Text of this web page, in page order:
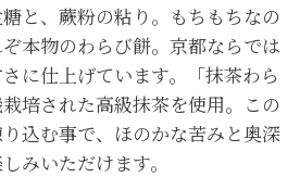
と、蕨粉の粘り。もちもちなの
本物のわらび餅。京都ならでは
に仕上げています。「抹茶わら
培された高級抹茶を使用。この
込む事で、ほのかな苦みと奥深
みいただけます。